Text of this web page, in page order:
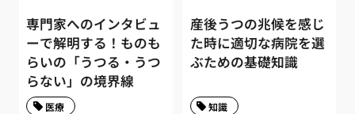
専門家へのインタビュ
ーで解明する！ものも
らいの「うつる・うつ
らない」の境界線
医療
産後うつの兆候を感じ
た時に適切な病院を選
ぶための基礎知識
知識